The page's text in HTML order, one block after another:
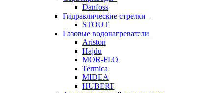
Danfoss
Гидравлические стрелки
STOUT
Газовые водонагреватели
Ariston
Hajdu
MOR-FLO
Termica
MIDEA
HUBERT